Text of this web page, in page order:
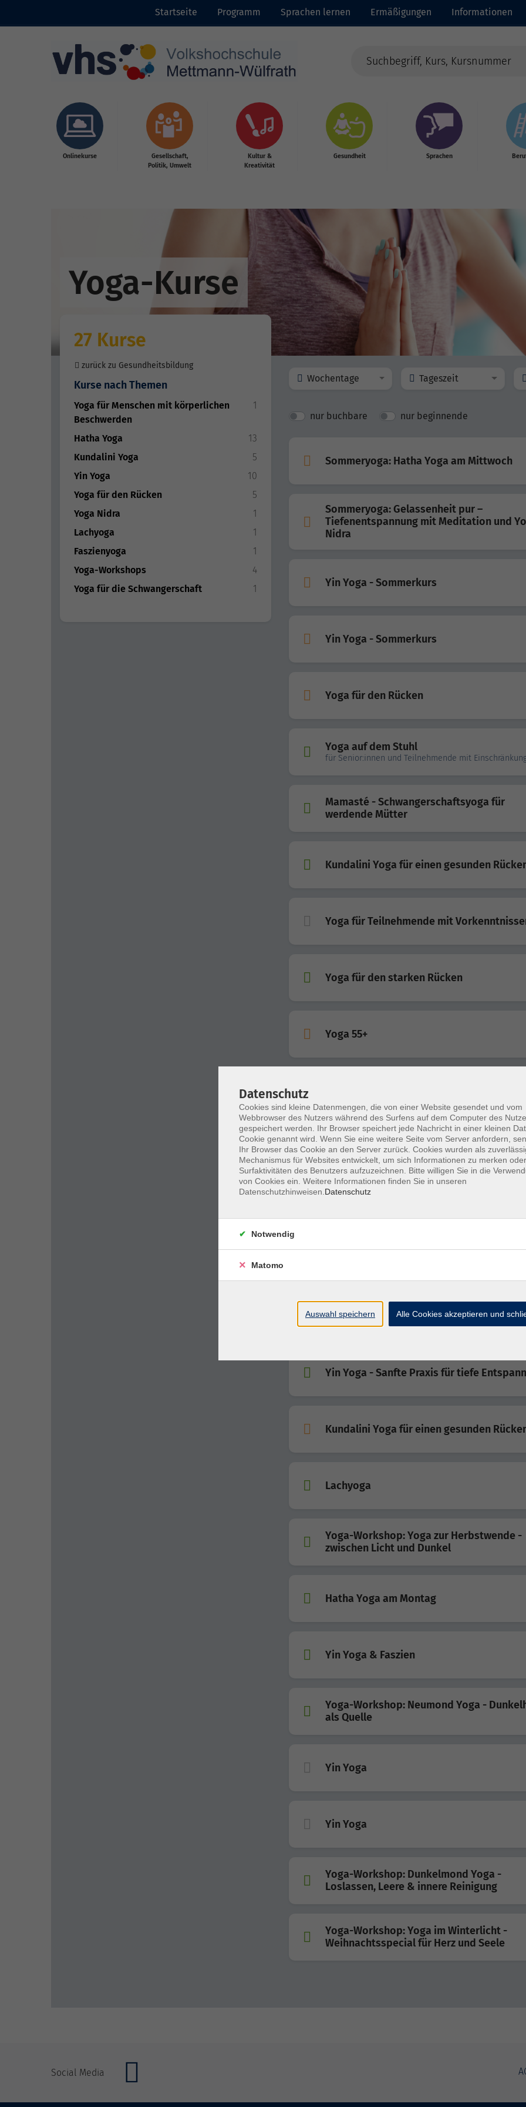
Startseite Programm Sprachen lernen Ermäßigungen Informationen
Onlinekurse
Gesellschaft,
Politik, Umwelt
Kultur &
Kreativität
Gesundheit Sprachen
Yoga-Kurse
27 Kurse
zurück zu Gesundheitsbildung
Kurse nach Themen
Yoga für Menschen mit körperlichen
Beschwerden
1
Hatha Yoga
13
Kundalini Yoga
5
Yin Yoga
10
Yoga für den Rücken
5
Yoga Nidra
1
Lachyoga
1
Faszienyoga
1
Yoga-Workshops
4
Yoga für die Schwangerschaft
1
Wochentage Tageszeit
nur buchbare nur beginnende
Sommeryoga: Hatha Yoga am Mittwoch
Sommeryoga: Gelassenheit pur –
Tiefenentspannung mit Meditation und
Nidra
Yin Yoga - Sommerkurs
Yin Yoga - Sommerkurs
Yoga für den Rücken
Yoga auf dem Stuhl
für Senior:innen und Teilnehmende mit
Mamasté - Schwangerschaftsyoga für
werdende Mütter
Kundalini Yoga für einen gesunden
Yoga für Teilnehmende mit
Yoga für den starken Rücken
Yoga 55+
Hatha Yoga am Mittwoch
Gelassenheit pur – Tiefenentspannung mit
Kundalini Yoga für einen gesunden
Yin Yoga - Sanfte Praxis für tiefe
Kundalini Yoga für einen gesunden
Lachyoga
Yoga-Workshop: Yoga zur Herbstwende -
zwischen Licht und Dunkel
Hatha Yoga am Montag
Yin Yoga & Faszien
Yoga-Workshop: Neumond Yoga -
als Quelle
Yin Yoga
Yin Yoga
Yoga-Workshop: Dunkelmond Yoga -
Loslassen, Leere & innere Reinigung
Yoga-Workshop: Yoga im Winterlicht -
Weihnachtsspecial für Herz und Seele
Social Media
Datenschutz
Cookies sind kleine Datenmengen, die von einer Website gesendet und vom
Webbrowser des Nutzers während des Surfens auf dem Computer des
gespeichert werden. Ihr Browser speichert jede Nachricht in einer kleinen
Cookie genannt wird. Wenn Sie eine weitere Seite vom Server anfordern,
Ihr Browser das Cookie an den Server zurück. Cookies wurden als
Mechanismus für Websites entwickelt, um sich Informationen zu merken
Surfaktivitäten des Benutzers aufzuzeichnen. Bitte willigen Sie in die
von Cookies ein. Weitere Informationen finden Sie in unseren
Datenschutzhinweisen. Datenschutz
Notwendig
Matomo
Auswahl speichern Alle Cookies akzeptieren und